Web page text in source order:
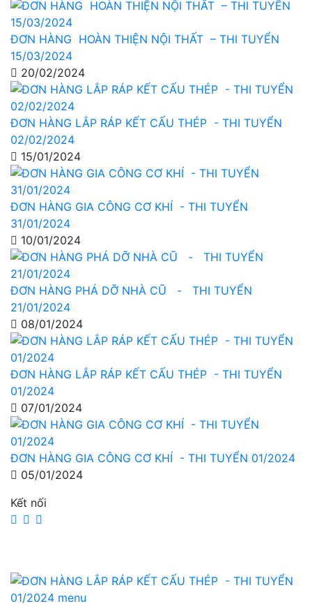
ĐƠN HÀNG HOÀN THIỆN NỘI THẤT – THI TUYỂN
15/03/2024
20/02/2024
ĐƠN HÀNG LẮP RÁP KẾT CẤU THÉP - THI TUYỂN
02/02/2024
15/01/2024
ĐƠN HÀNG GIA CÔNG CƠ KHÍ - THI TUYỂN
31/01/2024
10/01/2024
ĐƠN HÀNG PHÁ DỠ NHÀ CŨ - THI TUYỂN
21/01/2024
08/01/2024
ĐƠN HÀNG LẮP RÁP KẾT CẤU THÉP - THI TUYỂN
01/2024
07/01/2024
ĐƠN HÀNG GIA CÔNG CƠ KHÍ - THI TUYỂN 01/2024
05/01/2024
Kết nối